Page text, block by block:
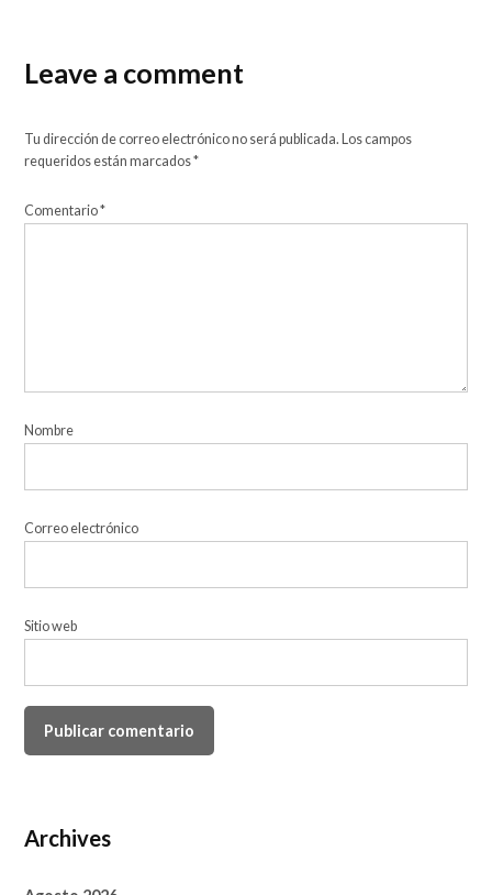
Leave a comment
Tu dirección de correo electrónico no será publicada. Los campos
requeridos están marcados*
Comentario*
Nombre
Correo electrónico
Sitio web
Archives